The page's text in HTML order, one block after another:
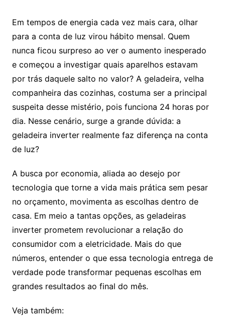
Em tempos de energia cada vez mais cara, olhar
para a conta de luz virou hábito mensal. Quem
nunca ficou surpreso ao ver o aumento inesperado
e começou a investigar quais aparelhos estavam
por trás daquele salto no valor? A geladeira, velha
companheira das cozinhas, costuma ser a principal
suspeita desse mistério, pois funciona 24 horas por
dia. Nesse cenário, surge a grande dúvida: a
geladeira inverter realmente faz diferença na conta
de luz?
A busca por economia, aliada ao desejo por
tecnologia que torne a vida mais prática sem pesar
no orçamento, movimenta as escolhas dentro de
casa. Em meio a tantas opções, as geladeiras
inverter prometem revolucionar a relação do
consumidor com a eletricidade. Mais do que
números, entender o que essa tecnologia entrega de
verdade pode transformar pequenas escolhas em
grandes resultados ao final do mês.
Veja também: